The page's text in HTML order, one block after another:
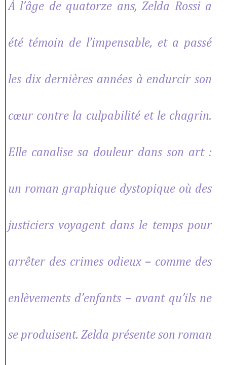
À l’âge de quatorze ans, Zelda Rossi a
été témoin de l’impensable, et a passé
les dix dernières années à endurcir son
cœur contre la culpabilité et le chagrin.
Elle canalise sa douleur dans son art :
un roman graphique dystopique où des
justiciers voyagent dans le temps pour
arrêter des crimes odieux – comme des
enlèvements d’enfants – avant qu’ils ne
se produisent. Zelda présente son roman